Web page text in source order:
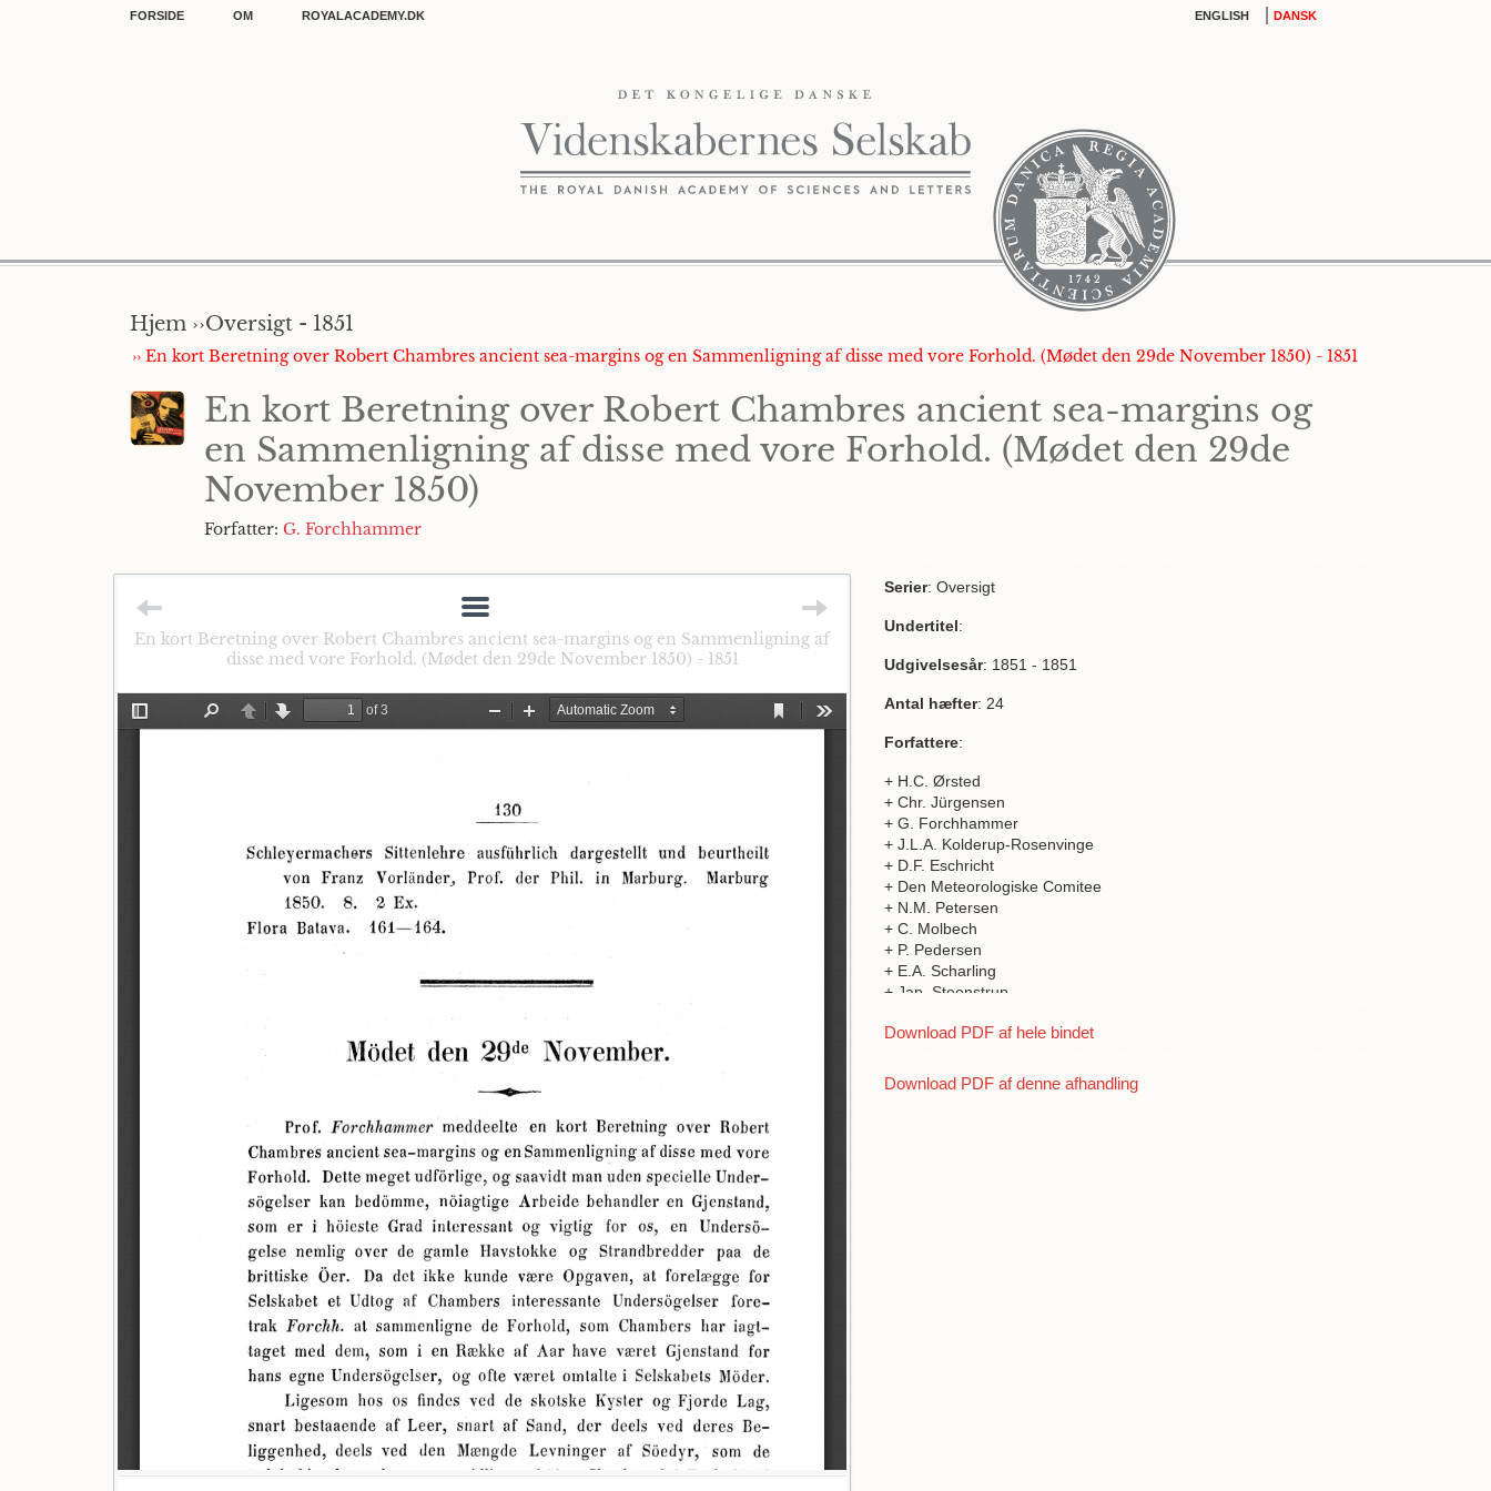
FORSIDE OM ROYALACADEMY.DK ENGLISH DANSK
Hjem ››Oversigt - 1851
›› En kort Beretning over Robert Chambres ancient sea-margins og en Sammenligning af disse med vore Forhold. (Mødet den 29de November 1850) - 1851
En kort Beretning over Robert Chambres ancient sea-margins og
en Sammenligning af disse med vore Forhold. (Mødet den 29de
November 1850)
Forfatter: G. Forchhammer
En kort Beretning over Robert Chambres ancient sea-margins og en Sammenligning af
disse med vore Forhold. (Mødet den 29de November 1850) - 1851
Serier: Oversigt
Undertitel:
Udgivelsesår: 1851 - 1851
Antal hæfter: 24
Forfattere:
+ H.C. Ørsted
+ Chr. Jürgensen
+ G. Forchhammer
+ J.L.A. Kolderup-Rosenvinge
+ D.F. Eschricht
+ Den Meteorologiske Comitee
+ N.M. Petersen
+ C. Molbech
+ P. Pedersen
+ E.A. Scharling
+ Jap. Steenstrup
+ C. Holten
+ C.T. Engelstoft
Download PDF af hele bindet
Download PDF af denne afhandling